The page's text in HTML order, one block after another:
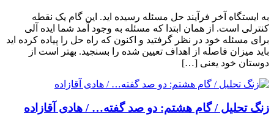
به ایستگاه آخر فرآیند حل مسئله رسیده اید. این گام یک نقطه
کنترلی است. از همان ابتدا که مسئله به وجود آمد شما ایده آلی
برای مسئله خود در نظر گرفتید و اکنون که راه حل را پیاده کرده اید
باید میزان فاصله از اهداف تعیین شده را بسنجید. بهتر است از
دوستان خود یعنی […]
زنگ تحلیل / گام هشتم: دو صد گفته… / هادی آقازاده